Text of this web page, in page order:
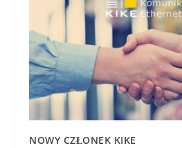
NOWY CZŁONEK KIKE